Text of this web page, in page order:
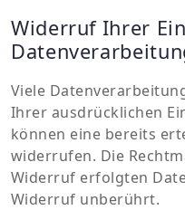
Widerruf Ihrer
Viele
Ihrer ausdrücklichen
können eine bereits
widerrufen. Die
Widerruf erfolgten
Widerruf unberührt.